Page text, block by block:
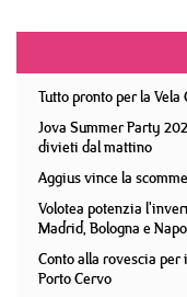
Tutto pronto per la
Jova Summer Party
divieti dal mattino
Aggius vince la
Volotea potenzia
Madrid, Bologna e
Conto alla rovescia per
Porto Cervo